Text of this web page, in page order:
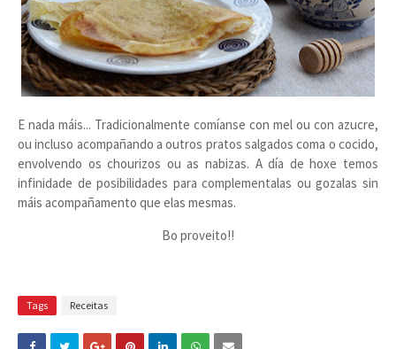
E nada máis... Tradicionalmente comíanse con mel ou con azucre,
ou incluso acompañando a outros pratos salgados coma o cocido,
envolvendo os chourizos ou as nabizas. A día de hoxe temos
infinidade de posibilidades para complementalas ou gozalas sin
máis acompañamento que elas mesmas.
Bo proveito!!
Tags Receitas